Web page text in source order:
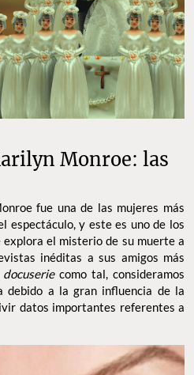
Monroe: las
fue una de las mujeres más
espectáculo, y este es uno de los
el misterio de su muerte a
inéditas a sus amigos más
docuserie como tal, consideramos
debido a la gran influencia de la
datos importantes referentes a